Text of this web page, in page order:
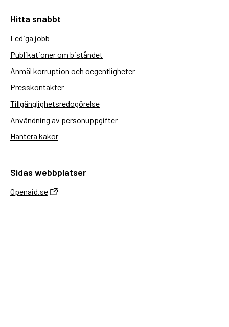
Hitta snabbt
Lediga jobb
Publikationer om biståndet
Anmäl korruption och oegentligheter
Presskontakter
Tillgänglighetsredogörelse
Användning av personuppgifter
Hantera kakor
Sidas webbplatser
Openaid.se